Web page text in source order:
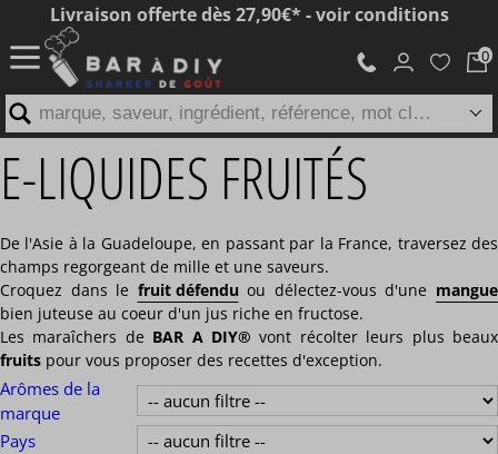
E-LIQUIDES FRUITÉS
De l'Asie à la Guadeloupe, en passant par la France, traversez des
champs regorgeant de mille et une saveurs.
Croquez dans le fruit défendu ou délectez-vous d'une mangue
bien juteuse au coeur d'un jus riche en fructose.
Les maraîchers de BAR A DIY®vont récolter leurs plus beaux
fruits pour vous proposer des recettes d'exception.
Arômes de la
marque
Pays
Livraison offerte dès 27,90€* - voir conditions
marque, saveur, ingrédient, référence, mot clé...